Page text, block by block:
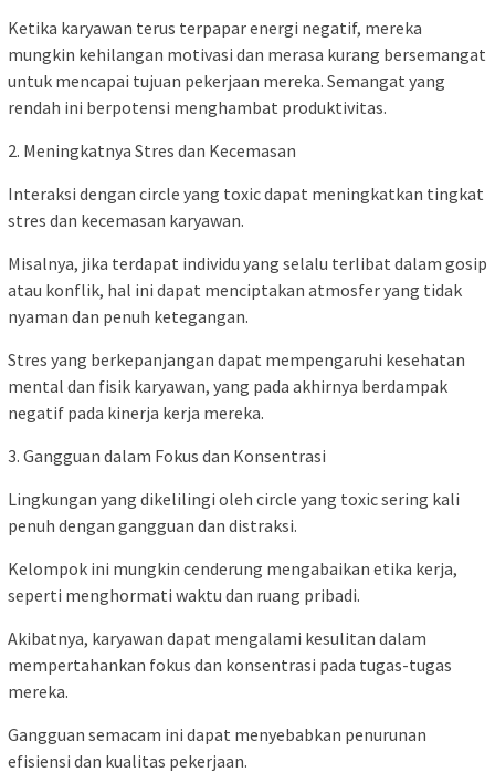
Ketika karyawan terus terpapar energi negatif, mereka
mungkin kehilangan motivasi dan merasa kurang bersemangat
untuk mencapai tujuan pekerjaan mereka. Semangat yang
rendah ini berpotensi menghambat produktivitas.
2. Meningkatnya Stres dan Kecemasan
Interaksi dengan circle yang toxic dapat meningkatkan tingkat
stres dan kecemasan karyawan.
Misalnya, jika terdapat individu yang selalu terlibat dalam gosip
atau konflik, hal ini dapat menciptakan atmosfer yang tidak
nyaman dan penuh ketegangan.
Stres yang berkepanjangan dapat mempengaruhi kesehatan
mental dan fisik karyawan, yang pada akhirnya berdampak
negatif pada kinerja kerja mereka.
3. Gangguan dalam Fokus dan Konsentrasi
Lingkungan yang dikelilingi oleh circle yang toxic sering kali
penuh dengan gangguan dan distraksi.
Kelompok ini mungkin cenderung mengabaikan etika kerja,
seperti menghormati waktu dan ruang pribadi.
Akibatnya, karyawan dapat mengalami kesulitan dalam
mempertahankan fokus dan konsentrasi pada tugas-tugas
mereka.
Gangguan semacam ini dapat menyebabkan penurunan
efisiensi dan kualitas pekerjaan.